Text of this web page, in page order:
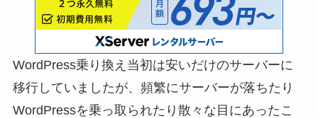
WordPress乗り換え当初は安いだけのサーバーに
移行していましたが、頻繁にサーバーが落ちたり
WordPressを乗っ取られたり散々な目にあったこ